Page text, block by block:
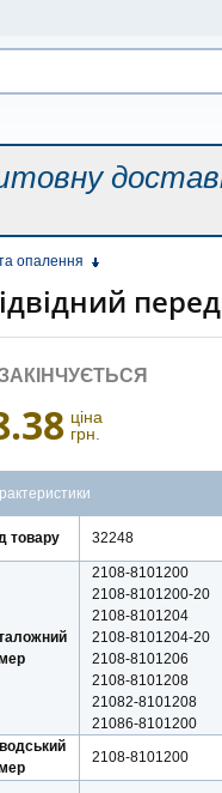
опалення
ціна
грн.
товару 32248
2108-8101200
2108-8101200-20
2108-8101204
2108-8101204-20
2108-8101206
2108-8101208
21082-8101208
21086-8101200
2108-8101200